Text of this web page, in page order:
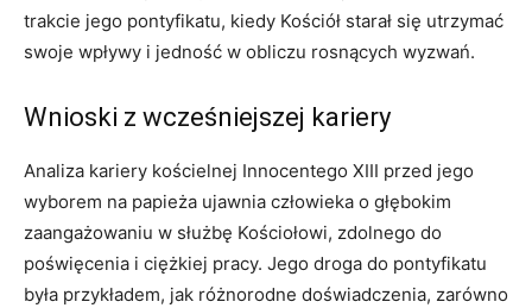
trakcie jego pontyfikatu, kiedy Kościół starał się utrzymać
swoje wpływy i jedność w obliczu rosnących wyzwań.
Wnioski z wcześniejszej kariery
Analiza kariery kościelnej Innocentego XIII przed jego
wyborem na papieża ujawnia człowieka o głębokim
zaangażowaniu w służbę Kościołowi, zdolnego do
poświęcenia i ciężkiej pracy. Jego droga do pontyfikatu
była przykładem, jak różnorodne doświadczenia, zarówno